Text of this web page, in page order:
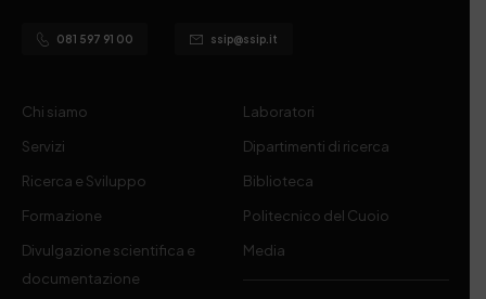
081 597 91 00 ssip@ssip.it
Chi siamo
Servizi
Ricerca e Sviluppo
Formazione
Divulgazione scientifica e
documentazione
Laboratori
Dipartimenti di ricerca
Biblioteca
Politecnico del Cuoio
Media